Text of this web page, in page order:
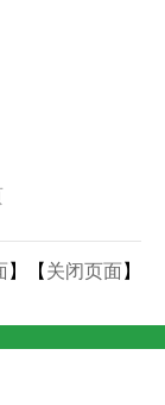
月15日
】【 关闭页面】